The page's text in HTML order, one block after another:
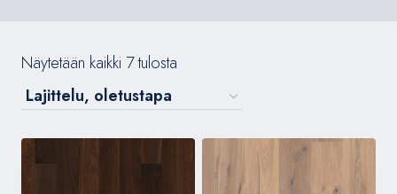
Näytetään kaikki 7 tulosta